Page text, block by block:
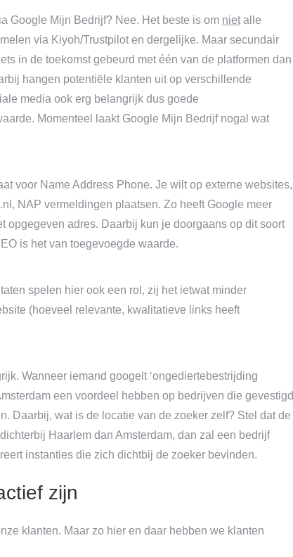
Google Mijn Bedrijf? Nee. Het beste is om niet alle
via Kiyoh/Trustpilot en dergelijke. Maar secundair
in de toekomst gebeurd met één van de platformen dan
hangen potentiële klanten uit op verschillende
media ook erg belangrijk dus goede
Momenteel laakt Google Mijn Bedrijf nogal wat
voor Name Address Phone. Je wilt op externe websites,
NAP vermeldingen plaatsen. Zo heeft Google meer
opgegeven adres. Daarbij kun je doorgaans op dit soort
is het van toegevoegde waarde.
spelen hier ook een rol, zij het ietwat minder
(hoeveel relevante, kwalitatieve links heeft
Wanneer iemand googelt ‘ongediertebestrijding
een voordeel hebben op bedrijven die gevestigd
Daarbij, wat is de locatie van de zoeker zelf? Stel dat de
Haarlem dan Amsterdam, dan zal een bedrijf
instanties die zich dichtbij de zoeker bevinden.
zijn
klanten. Maar zo hier en daar hebben we klanten